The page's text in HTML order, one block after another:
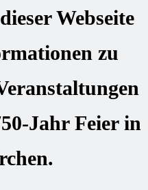
Webseite
zu
Jahr Feier in